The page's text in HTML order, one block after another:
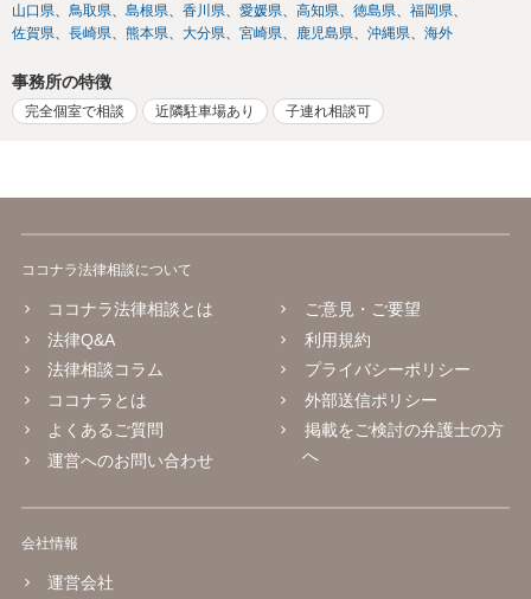
山口県
鳥取県 島根県 香川県 愛媛県 高知県 徳島県
福岡県
佐賀県
長崎県 熊本県 大分県 宮崎県 鹿児島県 沖縄県 海外
事務所の特徴
完全個室で相談 近隣駐車場あり 子連れ相談可
ココナラ法律相談について
ココナラ法律相談とは
法律Q&A
法律相談コラム
ココナラとは
よくあるご質問
運営へのお問い合わせ
ご意見・ご要望
利用規約
プライバシーポリシー
外部送信ポリシー
掲載をご検討の弁護士の方
へ
会社情報
運営会社